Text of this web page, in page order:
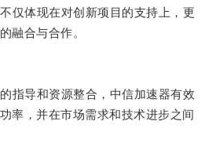
体现在对创新项目的支持上，更
融合与合作。
导和资源整合，中信加速器有效
率，并在市场需求和技术进步之间